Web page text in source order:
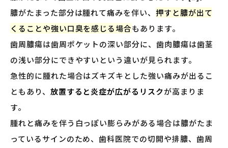
膿がたまった部分は腫れて痛みを伴い、 押すと膿が出て
くることや強い口臭を感じる場合もあります。
歯周膿瘍は歯周ポケットの深い部分に、歯肉膿瘍は歯茎
の浅い部分にできやすいという違いが見られます。
急性的に腫れた場合はズキズキとした強い痛みが出るこ
ともあり、 放置すると炎症が広がるリスクが高まりま
す。
腫れと痛みを伴う白っぽい膨らみがある場合は膿がたま
っているサインのため、歯科医院での切開や排膿、歯周